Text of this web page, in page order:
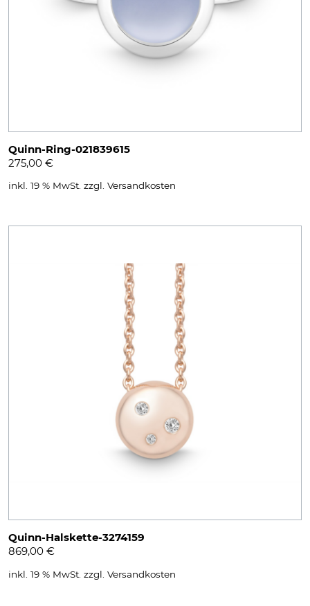
Quinn-Ring-021839615
275,00 €
inkl. 19 % MwSt. zzgl. Versandkosten
Quinn-Halskette-3274159
869,00 €
inkl. 19 % MwSt. zzgl. Versandkosten